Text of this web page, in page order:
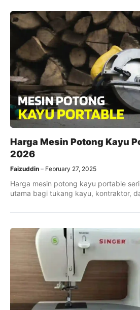
Harga Mesin Potong Kayu
2026
Faizuddin February 27, 2025
Harga mesin potong kayu portable
utama bagi tukang kayu, kontraktor,